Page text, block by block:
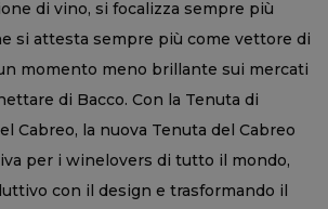
di vino, si focalizza sempre più
si attesta sempre più come vettore di
momento meno brillante sui mercati
di Bacco. Con la Tenuta di
Cabreo, la nuova Tenuta del Cabreo
per i winelovers di tutto il mondo,
con il design e trasformando il